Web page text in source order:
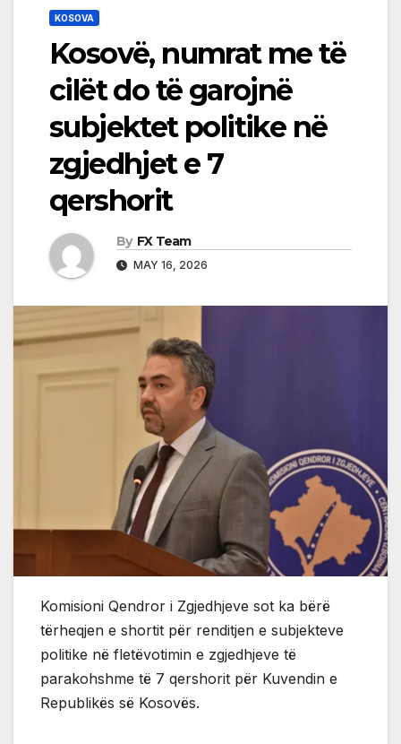
KOSOVA
Kosovë, numrat me të
cilët do të garojnë
subjektet politike në
zgjedhjet e 7
qershorit
By FX Team
MAY 16, 2026
Komisioni Qendror i Zgjedhjeve sot ka bërë
tërheqjen e shortit për renditjen e subjekteve
politike në fletëvotimin e zgjedhjeve të
parakohshme të 7 qershorit për Kuvendin e
Republikës së Kosovës.